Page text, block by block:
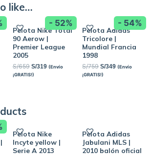
like…
- 52%
Pelota Nike Total
90 Aerow |
Premier League
2005
S/659 S/319 (Envío
¡GRATIS!)
- 54%
Pelota Adidas
Tricolore |
Mundial Francia
1998
S/759 S/349 (Envío
¡GRATIS!)
Pelota Nike
Incyte yellow |
Serie A 2013
Pelota Adidas
Jabulani MLS |
2010 balón oficial